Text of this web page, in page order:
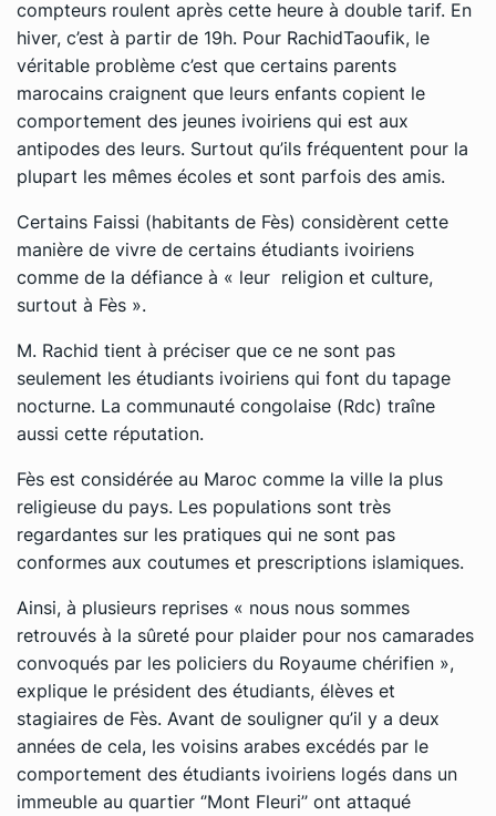
compteurs roulent après cette heure à double tarif. En
hiver, c’est à partir de 19h. Pour RachidTaoufik, le
véritable problème c’est que certains parents
marocains craignent que leurs enfants copient le
comportement des jeunes ivoiriens qui est aux
antipodes des leurs. Surtout qu’ils fréquentent pour la
plupart les mêmes écoles et sont parfois des amis.
Certains Faissi (habitants de Fès) considèrent cette
manière de vivre de certains étudiants ivoiriens
comme de la défiance à « leur religion et culture,
surtout à Fès ».
M. Rachid tient à préciser que ce ne sont pas
seulement les étudiants ivoiriens qui font du tapage
nocturne. La communauté congolaise (Rdc) traîne
aussi cette réputation.
Fès est considérée au Maroc comme la ville la plus
religieuse du pays. Les populations sont très
regardantes sur les pratiques qui ne sont pas
conformes aux coutumes et prescriptions islamiques.
Ainsi, à plusieurs reprises « nous nous sommes
retrouvés à la sûreté pour plaider pour nos camarades
convoqués par les policiers du Royaume chérifien »,
explique le président des étudiants, élèves et
stagiaires de Fès. Avant de souligner qu’il y a deux
années de cela, les voisins arabes excédés par le
comportement des étudiants ivoiriens logés dans un
immeuble au quartier ‘’Mont Fleuri’’ ont attaqué